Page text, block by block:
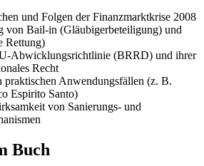
und Folgen der Finanzmarktkrise 2008
von Bail-in (Gläubigerbeteiligung) und
Rettung)
Abwicklungsrichtlinie (BRRD) und ihrer
Recht
praktischen Anwendungsfällen (z. B.
Espirito Santo)
von Sanierungs- und
Buch